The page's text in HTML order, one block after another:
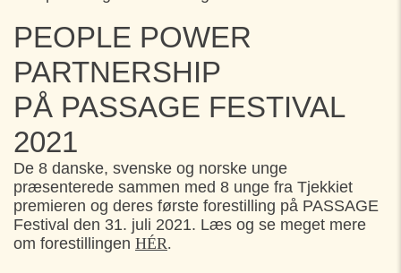
PEOPLE POWER
PARTNERSHIP
PÅ PASSAGE FESTIVAL
2021
De 8 danske, svenske og norske unge
præsenterede sammen med 8 unge fra Tjekkiet
premieren og deres første forestilling på PASSAGE
Festival den 31. juli 2021. Læs og se meget mere
om forestillingen HÉR.